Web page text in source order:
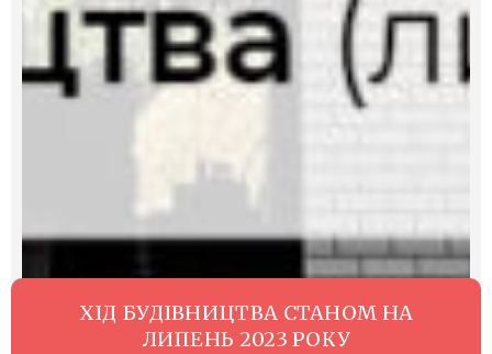
ХІД БУДІВНИЦТВА СТАНОМ НА
ЛИПЕНЬ 2023 РОКУ